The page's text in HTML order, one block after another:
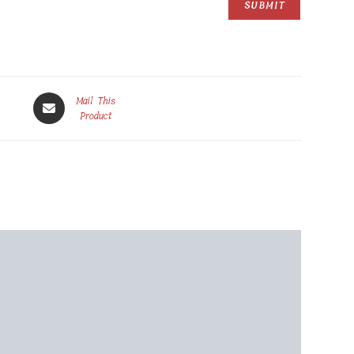
Opens
in
Mail This
Product